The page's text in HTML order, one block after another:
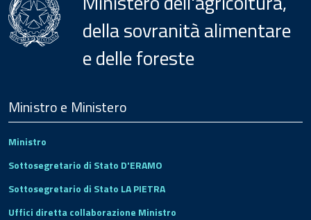
della sovranità alimentare
e delle foreste
Footer
Ministro e Ministero
Ministro
Sottosegretario di Stato D'ERAMO
Sottosegretario di Stato LA PIETRA
Uffici diretta collaborazione Ministro